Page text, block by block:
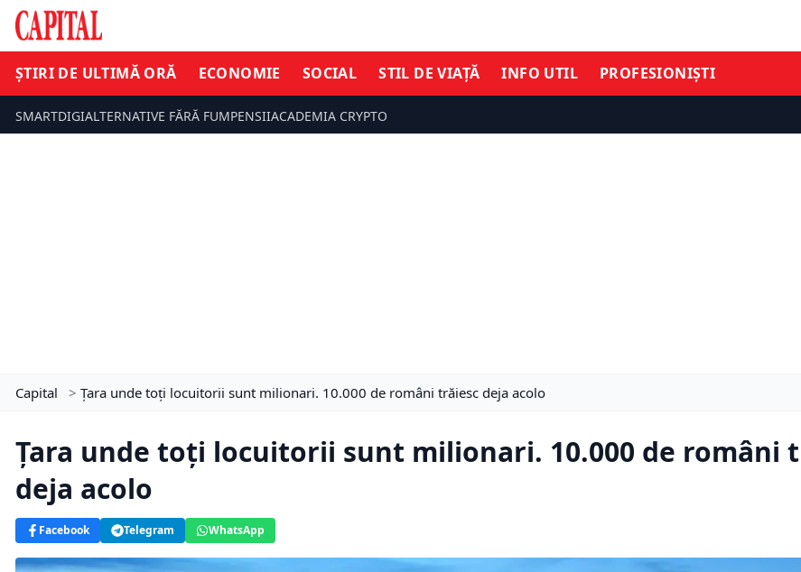
ȘTIRI DE ULTIMĂ ORĂ ECONOMIE SOCIAL STIL DE VIAȚĂ INFO UTIL PROFESIONIȘTI
SMARTDIGIALTERNATIVE FĂRĂ FUMPENSIIACADEMIA CRYPTO
Capital > Țara unde toţi locuitorii sunt milionari. 10.000 de români trăiesc deja acolo
Țara unde toţi locuitorii sunt milionari. 10.000 de români
deja acolo
Facebook Telegram WhatsApp